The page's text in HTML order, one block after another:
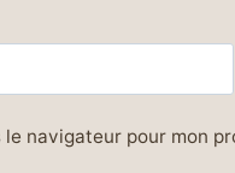
navigateur pour mon